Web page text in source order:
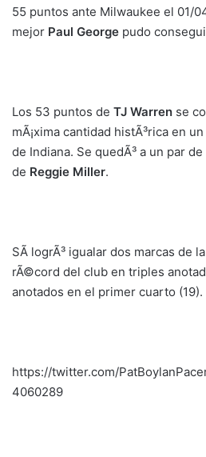
55 puntos ante Milwaukee el 01/
mejor Paul George pudo
Los 53 puntos de TJ Warren se
mÃ¡xima cantidad histÃ³rica en
de Indiana. Se quedÃ³ a un par de
de Reggie Miller.
SÃ­ logrÃ³ igualar dos marcas de
rÃ©cord del club en triples
anotados en el primer cuarto (19).
https://twitter.com/
4060289